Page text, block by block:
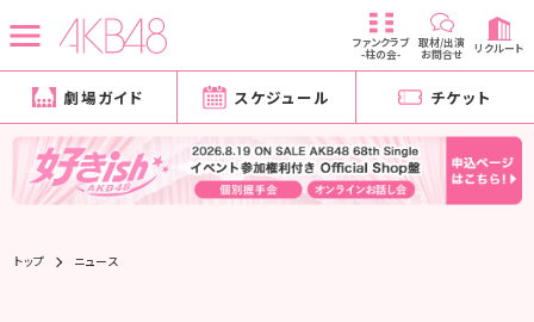
ファンクラブ
-柱の会-
取材/出演
お問合せ リクルート
劇場ガイド スケジュール チケット
トップ ニュース